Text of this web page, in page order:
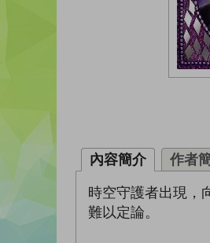
內容簡介 作者
時空守護者出現，
難以定論。